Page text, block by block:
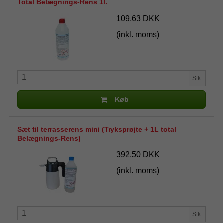
Total Belægnings-Rens 1l.
109,63 DKK
(inkl. moms)
Stk.
Køb
Sæt til terrasserens mini (Tryksprøjte + 1L total
Belægnings-Rens)
392,50 DKK
(inkl. moms)
Stk.